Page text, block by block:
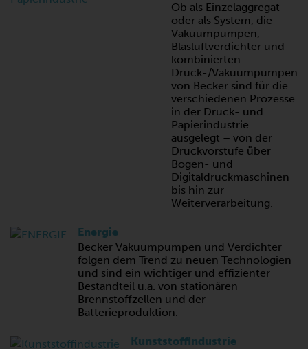
Ob als Einzelaggregat
oder als System, die
Vakuumpumpen,
Blasluftverdichter und
kombinierten
Druck-/Vakuumpumpen
von Becker sind für die
verschiedenen Prozesse
in der Druck- und
Papierindustrie
ausgelegt – von der
Druckvorstufe über
Bogen- und
Digitaldruckmaschinen
bis hin zur
Weiterverarbeitung.
Energie
Becker Vakuumpumpen und Verdichter
folgen dem Trend zu neuen Technologien
und sind ein wichtiger und effizienter
Bestandteil u.a. von stationären
Brennstoffzellen und der
Batterieproduktion.
Kunststoffindustrie